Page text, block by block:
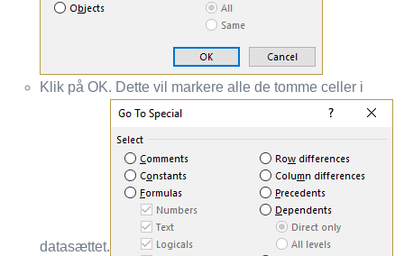
Klik på OK. Dette vil markere alle de tomme celler i
datasættet.